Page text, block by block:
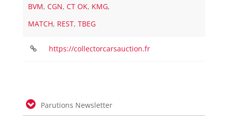
BVM,CGN,CT OK, KMG,
MATCH, REST,TBEG
https://collectorcarsauction.fr
Parutions Newsletter